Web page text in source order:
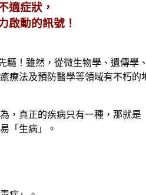
適症狀，
啟動的訊號！
驅！雖然，從微生物學、遺傳
法及預防醫學等領域有不朽
真正的疾病只有一種，那就
「生病」。